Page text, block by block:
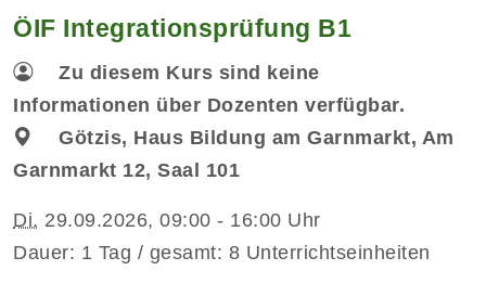
ÖIF Integrationsprüfung B1
Zu diesem Kurs sind keine
Informationen über Dozenten verfügbar.
Götzis, Haus Bildung am Garnmarkt, Am
Garnmarkt 12, Saal 101
Di. 29.09.2026, 09:00 - 16:00 Uhr
Dauer: 1 Tag / gesamt: 8 Unterrichtseinheiten